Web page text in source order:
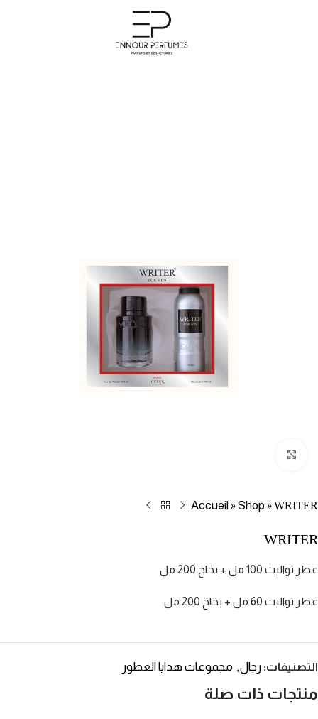
Accueil »Shop»WRITER
WRITER
عطر تواليت 100 مل + بخاخ 200 مل
عطر تواليت 60 مل + بخاخ 200 مل
التصنيفات: رجال, مجموعات هدايا العطور
منتجات ذات صلة